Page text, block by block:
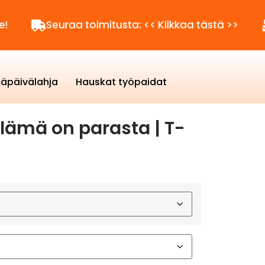
toimitusta: << Klikkaa tästä >>
Hauskat työpaidat
on parasta | T-